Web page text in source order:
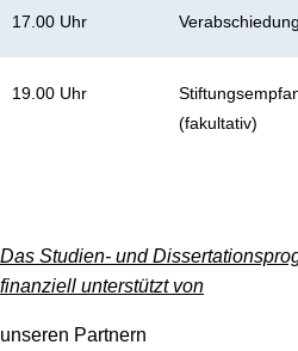
17.00 Uhr
19.00 Uhr
(fakultativ)
Das Studien- und
finanziell unterstützt von
unseren Partnern